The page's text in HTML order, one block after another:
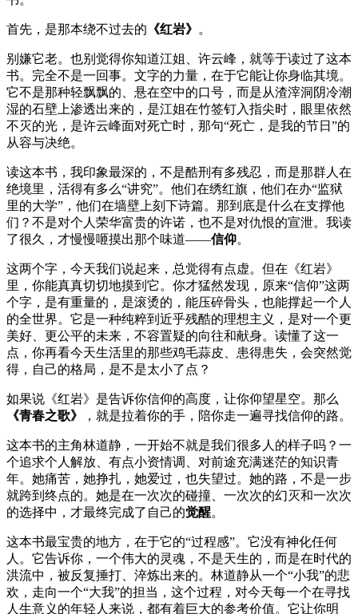
首先，是那本绕不过去的 《红岩》 。
别嫌它老。也别觉得你知道江姐、许云峰，就等于读过了这本
书。完全不是一回事。文字的力量，在于它能让你身临其境。
它不是那种轻飘飘的、悬在空中的口号，而是从渣滓洞阴冷潮
湿的石壁上渗透出来的，是江姐在竹签钉入指尖时，眼里依然
不灭的光，是许云峰面对死亡时，那句“死亡，是我的节日”的
从容与决绝。
读这本书，我印象最深的，不是酷刑有多残忍，而是那群人在
绝境里，活得有多么“讲究”。他们在绣红旗，他们在办“监狱
里的大学”，他们在墙壁上刻下诗篇。那到底是什么在支撑他
们？不是对个人荣华富贵的许诺，也不是对仇恨的宣泄。我读
了很久，才慢慢咂摸出那个味道——信仰。
这两个字，今天我们说起来，总觉得有点虚。但在《红岩》
里，你能真真切切地摸到它。你才猛然发现，原来“信仰”这两
个字，是有重量的，是滚烫的，能压碎骨头，也能撑起一个人
的全世界。它是一种纯粹到近乎残酷的理想主义，是对一个更
美好、更公平的未来，不容置疑的向往和献身。读懂了这一
点，你再看今天生活里的那些鸡毛蒜皮、患得患失，会突然觉
得，自己的格局，是不是太小了点？
如果说《红岩》是告诉你信仰的高度，让你仰望星空。那么
《青春之歌》
，就是拉着你的手，陪你走一遍寻找信仰的路。
这本书的主角林道静，一开始不就是我们很多人的样子吗？一
个追求个人解放、有点小资情调、对前途充满迷茫的知识青
年。她痛苦，她挣扎，她爱过，也失望过。她的路，不是一步
就跨到终点的。她是在一次次的碰撞、一次次的幻灭和一次次
的选择中，才最终完成了自己的觉醒。
这本书最宝贵的地方，在于它的“过程感”。它没有神化任何
人。它告诉你，一个伟大的灵魂，不是天生的，而是在时代的
洪流中，被反复捶打、淬炼出来的。林道静从一个“小我”的悲
欢，走向一个“大我”的担当，这个过程，对今天每一个在寻找
人生意义的年轻人来说，都有着巨大的参考价值。它让你明